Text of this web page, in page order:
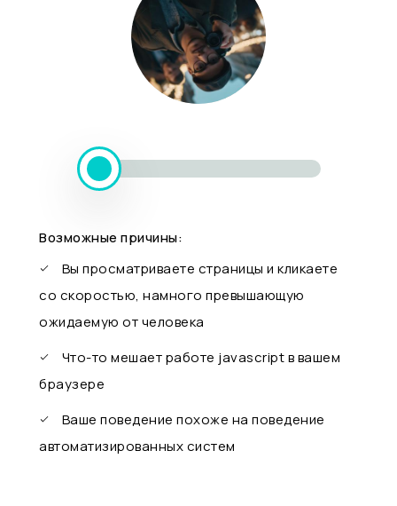
Возможные причины:
Вы просматриваете страницы и кликаете
со скоростью, намного превышающую
ожидаемую от человека
Что-то мешает работе javascript в вашем
браузере
Ваше поведение похоже на поведение
автоматизированных систем